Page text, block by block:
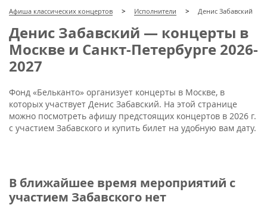
8 (499) 923-22-78
8 (800) 770-09-71
для регионов
Афиша классических концертов Исполнители Денис Забавский
Денис Забавский — концерты в
Москве и Санкт-Петербурге 2026-
2027
Фонд «Бельканто» организует концерты в Москве, в
которых участвует Денис Забавский. На этой странице
можно посмотреть афишу предстоящих концертов в 2026 г.
с участием Забавского и купить билет на удобную вам дату.
В ближайшее время мероприятий с
участием Забавского нет